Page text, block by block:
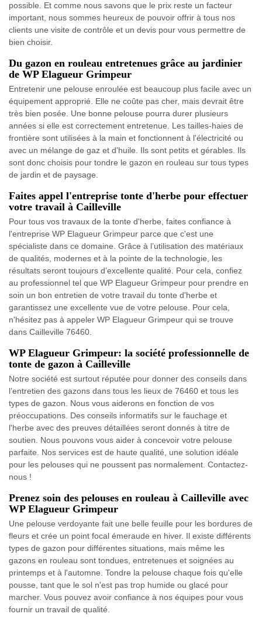
possible. Et comme nous savons que le prix reste un facteur
important, nous sommes heureux de pouvoir offrir à tous nos
clients une visite de contrôle et un devis pour vous permettre de
bien choisir.
Du gazon en rouleau entretenues grâce au jardinier
de WP Elagueur Grimpeur
Entretenir une pelouse enroulée est beaucoup plus facile avec un
équipement approprié. Elle ne coûte pas cher, mais devrait être
très bien posée. Une bonne pelouse pourra durer plusieurs
années si elle est correctement entretenue. Les tailles-haies de
frontière sont utilisées à la main et fonctionnent à l'électricité ou
avec un mélange de gaz et d'huile. Ils sont petits et gérables. Ils
sont donc choisis pour tondre le gazon en rouleau sur tous types
de jardin et de paysage.
Faites appel l'entreprise tonte d'herbe pour effectuer
votre travail à Cailleville
Pour tous vos travaux de la tonte d'herbe, faites confiance à
l'entreprise WP Elagueur Grimpeur parce que c'est une
spécialiste dans ce domaine. Grâce à l’utilisation des matériaux
de qualités, modernes et à la pointe de la technologie, les
résultats seront toujours d’excellente qualité. Pour cela, confiez
au professionnel tel que WP Elagueur Grimpeur pour prendre en
soin un bon entretien de votre travail du tonte d'herbe et
garantissez une excellente vue de votre pelouse. Pour cela,
n'hésitez pas à appeler WP Elagueur Grimpeur qui se trouve
dans Cailleville 76460.
WP Elagueur Grimpeur: la société professionnelle de
tonte de gazon à Cailleville
Notre société est surtout réputée pour donner des conseils dans
l’entretien des gazons dans tous les lieux de 76460 et tous les
types de gazon. Nous vous aiderons en fonction de vos
préoccupations. Des conseils informatifs sur le fauchage et
l'herbe avec des preuves détaillées seront donnés à titre de
soutien. Nous pouvons vous aider à concevoir votre pelouse
parfaite. Nos services est de haute qualité, une solution idéale
pour les pelouses qui ne poussent pas normalement. Contactez-
nous !
Prenez soin des pelouses en rouleau à Cailleville avec
WP Elagueur Grimpeur
Une pelouse verdoyante fait une belle feuille pour les bordures de
fleurs et crée un point focal émeraude en hiver. Il existe différents
types de gazon pour différentes situations, mais même les
gazons en rouleau sont tondues, entretenues et soignées au
printemps et à l'automne. Tondre la pelouse chaque fois qu'elle
pousse, tant que le sol n'est pas trop humide ou glacé pour
marcher. Vous pouvez avoir confiance à nos équipes pour vous
fournir un travail de qualité.